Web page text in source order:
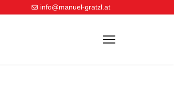
info@manuel-gratzl.at